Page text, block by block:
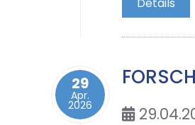
29
Apr.
2026